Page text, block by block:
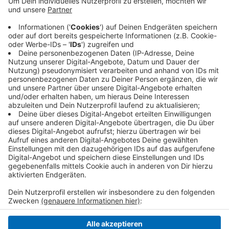
Teilnehmern möglich. Größere Kurse sind weiter
nur digital erlaubt. Für die Studenten gilt die 3G-
Regel, die mit einer Schlüsselkarte überprüft wird.
Am Campus in Krefeld haben in diesem
Wintersemester rund 1.000 junge Menschen ihr
Studium aufgenommen.
Veröffentlicht:Mittwoch, 06.10.2021 06:55
Anzeige
Anzeige